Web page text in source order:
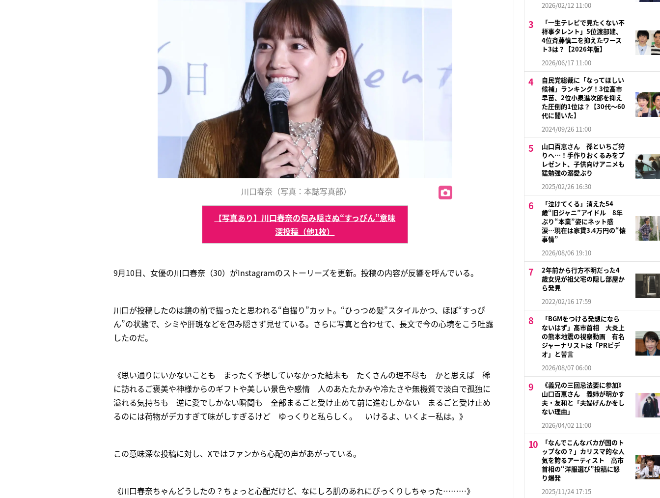
川口春奈（写真：本誌写真部）
【写真あり】川口春奈の包み隠さぬ“すっぴん”意味
深投稿（他1枚）
9月10日、女優の川口春奈（30）がInstagramのストーリーズを更新。投稿の内容が反響を呼んでいる。
川口が投稿したのは鏡の前で撮ったと思われる“自撮り”カット。“ひっつめ髪”スタイルかつ、ほぼ“すっぴ
ん”の状態で、シミや肝斑などを包み隠さず見せている。さらに写真と合わせて、長文で今の心境をこう吐露
したのだ。
《思い通りにいかないことも まったく予想していなかった結末も たくさんの理不尽も かと思えば 稀
に訪れるご褒美や神様からのギフトや美しい景色や感情 人のあたたかみや冷たさや無機質で淡白で孤独に
溢れる気持ちも 逆に愛でしかない瞬間も 全部まるごと受け止めて前に進むしかない まるごと受け止め
るのには荷物がデカすぎて味がしすぎるけど ゆっくりと私らしく。 いけるよ、いくよー私は。》
この意味深な投稿に対し、Xではファンから心配の声があがっている。
《川口春奈ちゃんどうしたの？ちょっと心配だけど、なにしろ肌のあれにびっくりしちゃった………》
2026/02/12 11:00
「一生テレビで見たくない不
祥事タレント」5位渡部建、
4位斉藤慎二を抑えたワース
ト3は？【2026年版】
2026/06/17 11:00
自民党総裁に「なってほしい
候補」ランキング！3位高市
早苗、2位小泉進次郎を抑え
た圧倒的1位は？【30代〜60
代に聞いた】
2024/09/26 11:00
山口百恵さん 孫といちご狩
りへ…！手作りおくるみをプ
レゼント、子供向けアニメも
猛勉強の溺愛ぶり
2025/02/26 16:30
「泣けてくる」消えた54
歳“旧ジャニ”アイドル 8年
ぶり“本業”姿にネット感
涙…現在は家賃3.4万円の“懐
事情”
2026/08/06 19:10
2年前から行方不明だった4
歳女児が祖父宅の隠し部屋か
ら発見
2022/02/16 17:59
「BGMをつける発想になら
ないはず」高市首相 大炎上
の熊本地震の視察動画 有名
ジャーナリストは「PRビデ
オ」と苦言
2026/08/07 06:00
《義兄の三回忌法要に参加》
山口百恵さん 義姉が明かす
夫・友和と「夫婦げんかをし
ない理由」
2026/04/02 11:00
「なんでこんなバカが国のト
ップなの？」カリスマ的な人
気を誇るアーティスト 高市
首相の“洋服選び”投稿に怒
り爆発
2025/11/24 17:15